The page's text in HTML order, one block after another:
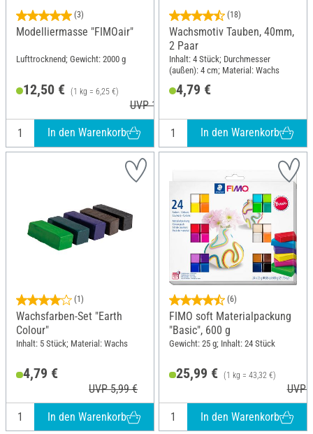
(3)
Modelliermasse "FIMOair"
Lufttrocknend; Gewicht: 2000 g
12,50 € (1 kg = 6,25 €)
UVP 16,30 €
In den Warenkorb
(18)
Wachsmotiv Tauben, 40mm,
2 Paar
Inhalt: 4 Stück; Durchmesser
(außen): 4 cm; Material: Wachs
4,79 €
In den Warenkorb
(1)
Wachsfarben-Set "Earth
Colour"
Inhalt: 5 Stück; Material: Wachs
4,79 €
UVP 5,99 €
In den Warenkorb
(6)
FIMO soft Materialpackung
"Basic", 600 g
Gewicht: 25 g; Inhalt: 24 Stück
25,99 € (1 kg = 43,32 €)
UVP
In den Warenkorb